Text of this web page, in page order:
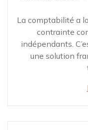
La comptabilité a
contrainte
indépendants.
une solution